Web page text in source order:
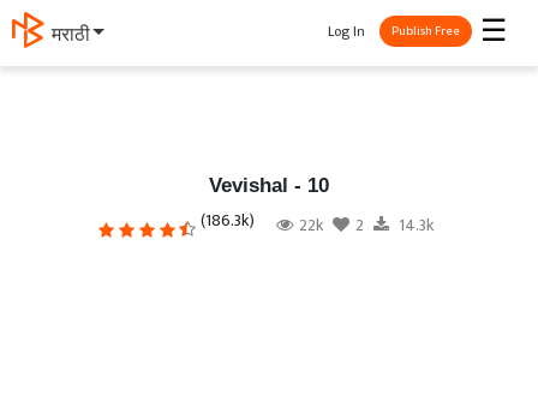
मराठी ☰
Log In Publish Free
Vevishal - 10
(186.3k) 22k 2 14.3k